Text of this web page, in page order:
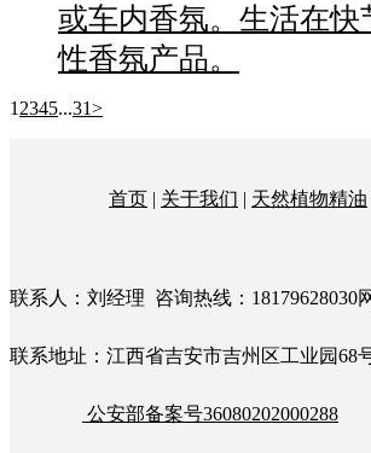
或车内香氛。生活在
性香氛产品。
1 2345...31>
首页 | 关于我们 | 天然植物精油
联系人：刘经理 咨询热线：18179628030
联系地址：江西省吉安市吉州区工业园68
公安部备案号36080202000288